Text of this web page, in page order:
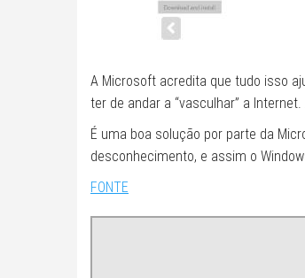
A Microsoft acredita que tudo isso
ter de andar a “vasculhar” a
É uma boa solução por parte da
desconhecimento, e assim o
FONTE